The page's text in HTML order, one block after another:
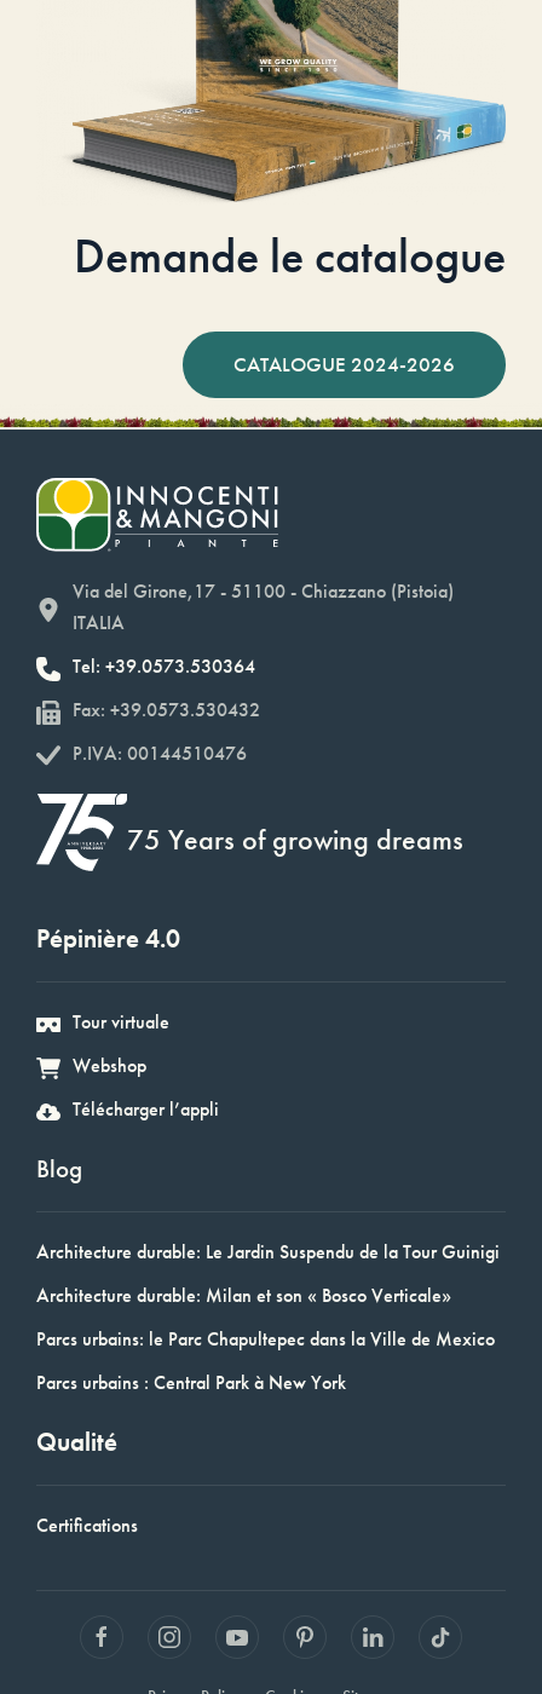
Demande le catalogue
CATALOGUE 2024-2026
Via del Girone,17 - 51100 - Chiazzano (Pistoia)
ITALIA
Tel: +39.0573.530364
Fax: +39.0573.530432
P.IVA: 00144510476
75 Years of growing dreams
Pépinière 4.0
Tour virtuale
Webshop
Télécharger l’appli
Blog
Architecture durable: Le Jardin Suspendu de la Tour Guinigi
Architecture durable: Milan et son « Bosco Verticale»
Parcs urbains: le Parc Chapultepec dans la Ville de Mexico
Parcs urbains : Central Park à New York
Qualité
Certifications